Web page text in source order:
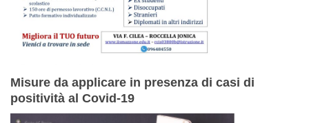
Misure da applicare in presenza di casi di
positività al Covid-19